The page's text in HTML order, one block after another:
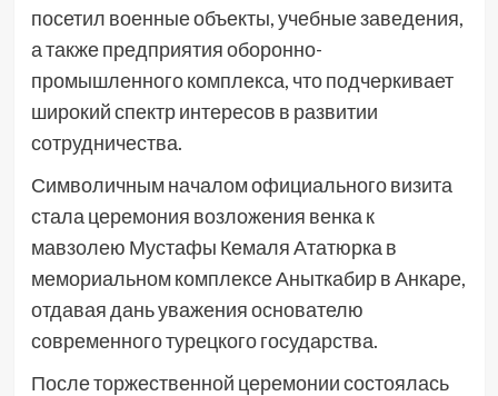
посетил военные объекты, учебные заведения,
а также предприятия оборонно-
промышленного комплекса, что подчеркивает
широкий спектр интересов в развитии
сотрудничества.
Символичным началом официального визита
стала церемония возложения венка к
мавзолею Мустафы Кемаля Ататюрка в
мемориальном комплексе Аныткабир в Анкаре,
отдавая дань уважения основателю
современного турецкого государства.
После торжественной церемонии состоялась